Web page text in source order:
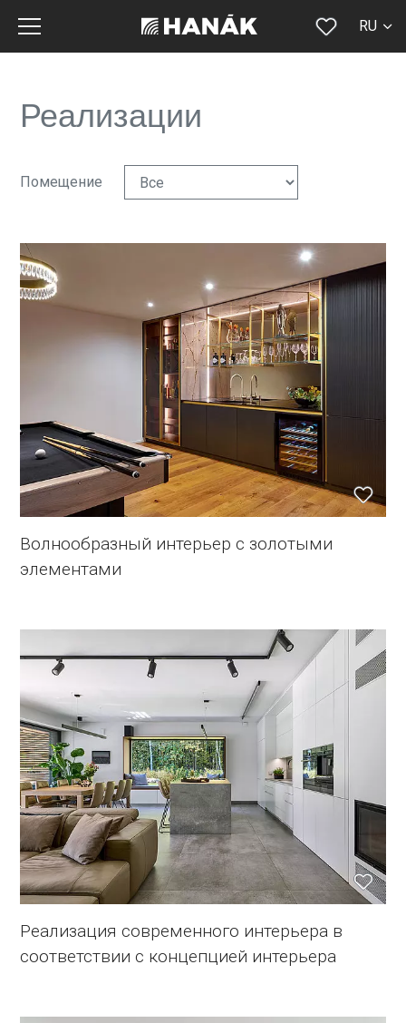
RU
Реализации
Помещение
Волнообразный интерьер с золотыми
элементами
Реализация современного интерьера в
соответствии с концепцией интерьера